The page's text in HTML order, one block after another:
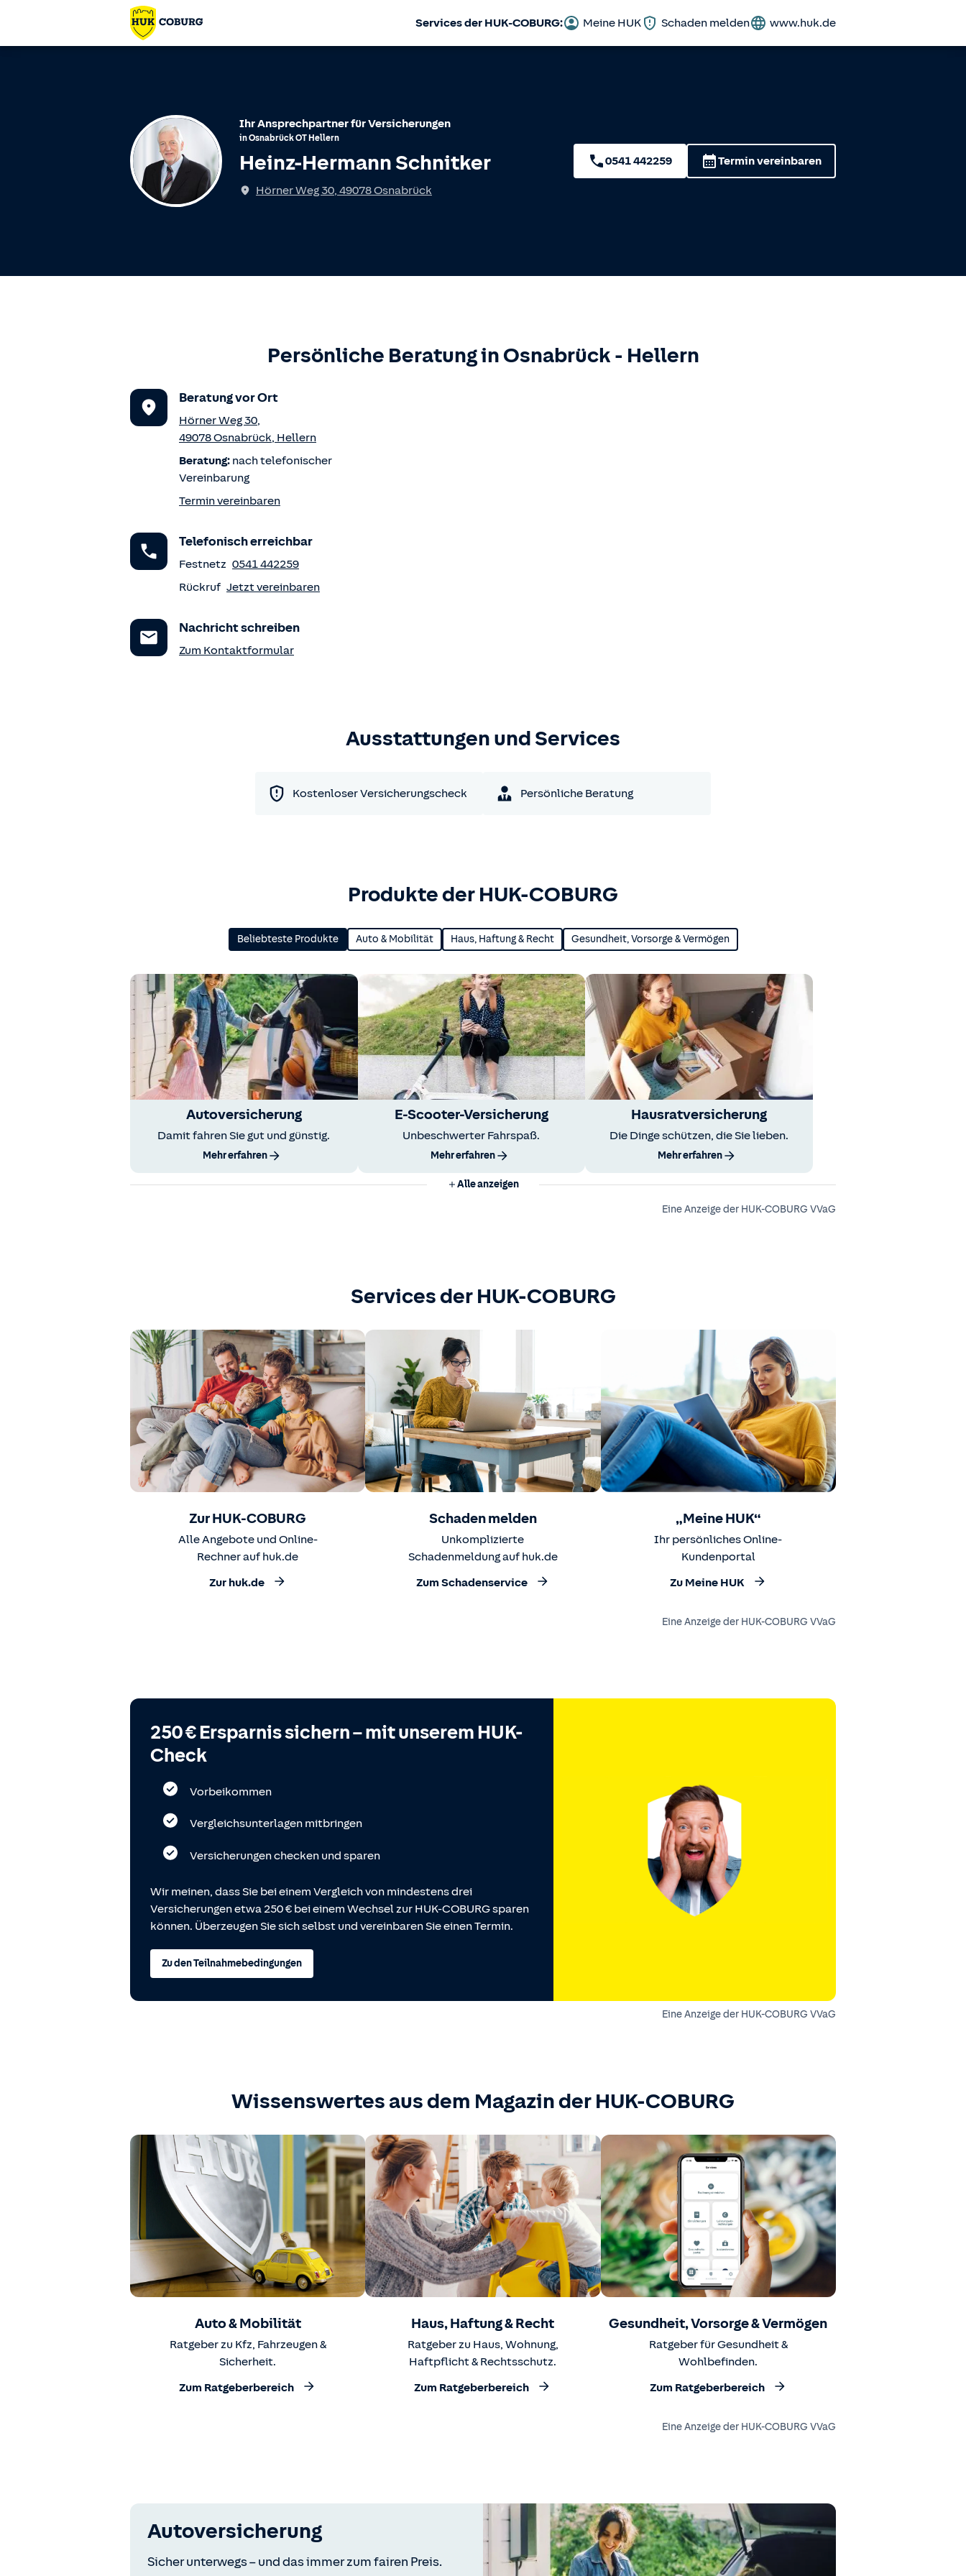
Services der HUK-COBURG: Meine HUK Schaden melden www.huk.de
Ihr Ansprechpartner für Versicherungen
inOsnabrückOT Hellern
Heinz-Hermann Schnitker
Hörner Weg 30, 49078Osnabrück
0541 442259 Termin vereinbaren
Persönliche Beratung in Osnabrück - Hellern
Beratung vor Ort
Hörner Weg 30,
49078Osnabrück, Hellern
Beratung: nach telefonischer
Vereinbarung
Termin vereinbaren
Telefonisch erreichbar
Festnetz 0541 442259
Rückruf Jetzt vereinbaren
Nachricht schreiben
Zum Kontaktformular
Ausstattungen und Services
Kostenloser Versicherungscheck Persönliche Beratung
Produkte der HUK-COBURG
Beliebteste Produkte Auto & Mobilität Haus, Haftung & Recht Gesundheit, Vorsorge & Vermögen
Autoversicherung
Damit fahren Sie gut und günstig.
Mehr erfahren
E-Scooter-Versicherung
Unbeschwerter Fahrspaß.
Mehr erfahren
Hausratversicherung
Die Dinge schützen, die Sie lieben.
Mehr erfahren
Alle anzeigen
Eine Anzeige der HUK-COBURG VVaG
Services der HUK-COBURG
Zur HUK-COBURG
Alle Angebote und Online-
Rechner auf huk.de
Zur huk.de
Schaden melden
Unkomplizierte
Schadenmeldung auf huk.de
Zum Schadenservice
„Meine HUK“
Ihr persönliches Online-
Kundenportal
Zu Meine HUK
Eine Anzeige der HUK-COBURG VVaG
250 € Ersparnis sichern – mit unserem HUK-
Check
Vorbeikommen
Vergleichsunterlagen mitbringen
Versicherungen checken und sparen
Wir meinen, dass Sie bei einem Vergleich von mindestens drei
Versicherungen etwa 250 € bei einem Wechsel zur HUK-COBURG sparen
können. Überzeugen Sie sich selbst und vereinbaren Sie einen Termin.
Zu den Teilnahmebedingungen
Eine Anzeige der HUK-COBURG VVaG
Wissenswertes aus dem Magazin der HUK-COBURG
Auto & Mobilität
Ratgeber zu Kfz, Fahrzeugen &
Sicherheit.
Zum Ratgeberbereich
Haus, Haftung & Recht
Ratgeber zu Haus, Wohnung,
Haftpflicht & Rechtsschutz.
Zum Ratgeberbereich
Gesundheit, Vorsorge & Vermögen
Ratgeber für Gesundheit &
Wohlbefinden.
Zum Ratgeberbereich
Eine Anzeige der HUK-COBURG VVaG
Autoversicherung
Sicher unterwegs – und das immer zum fairen Preis.